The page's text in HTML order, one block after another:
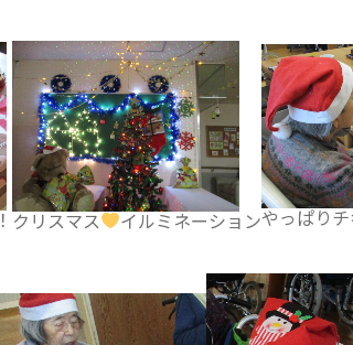
クリスマス イルミネーションやっぱり